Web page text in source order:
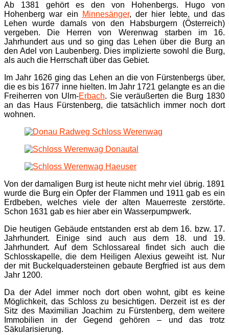
Ab 1381 gehört es den von Hohenbergs. Hugo von
Hohenberg war ein
Minnesänger, der hier lebte, und das
Lehen wurde damals von den Habsburgern (Österreich)
vergeben. Die Herren von Werenwag starben im 16.
Jahrhundert aus und so ging das Lehen über die Burg an
den Adel von Laubenberg. Dies implizierte sowohl die Burg,
als auch die Herrschaft über das Gebiet.
Im Jahr 1626 ging das Lehen an die von Fürstenbergs über,
die es bis 1677 inne hielten. Im Jahr 1721 gelangte es an die
Freiherren von Ulm-Erbach. Sie veräußerten die Burg 1830
an das Haus Fürstenberg, die tatsächlich immer noch dort
wohnen.
Von der damaligen Burg ist heute nicht mehr viel übrig. 1891
wurde die Burg ein Opfer der Flammen und 1911 gab es ein
Erdbeben, welches viele der alten Mauerreste zerstörte.
Schon 1631 gab es hier aber ein Wasserpumpwerk.
Die heutigen Gebäude entstanden erst ab dem 16. bzw. 17.
Jahrhundert. Einige sind auch aus dem 18. und 19.
Jahrhundert. Auf dem Schlossareal findet sich auch die
Schlosskapelle, die dem Heiligen Alexius geweiht ist. Nur
der mit Buckelquadersteinen gebaute Bergfried ist aus dem
Jahr 1200.
Da der Adel immer noch dort oben wohnt, gibt es keine
Möglichkeit, das Schloss zu besichtigen. Derzeit ist es der
Sitz des Maximilian Joachim zu Fürstenberg, dem weitere
Immobilien in der Gegend gehören – und das trotz
Säkularisierung.